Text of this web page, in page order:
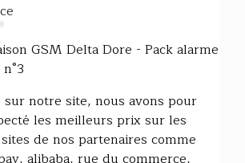
GSM Delta Dore - Pack alarme
sur notre site, nous avons pour
les meilleurs prix sur les
de nos partenaires comme